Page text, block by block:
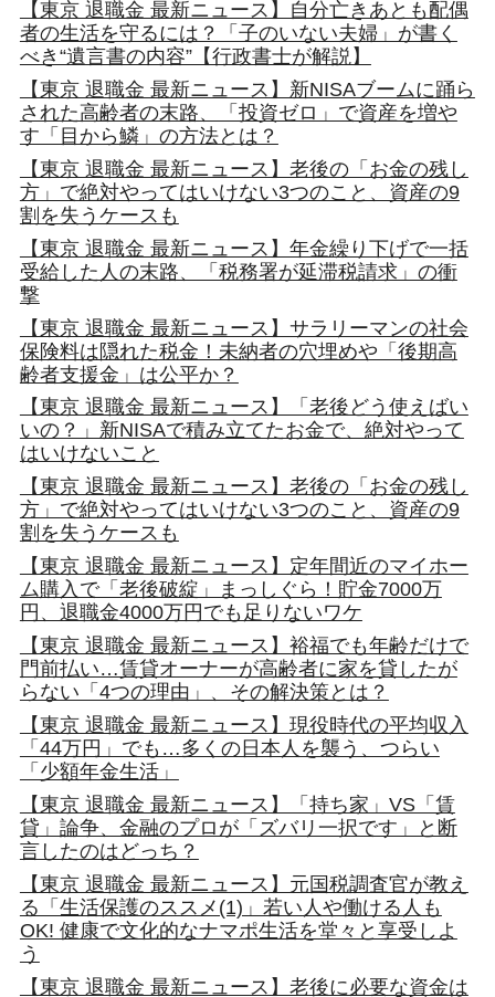
【東京 退職金 最新ニュース】自分亡きあとも配偶
者の生活を守るには？「子のいない夫婦」が書く
べき“遺言書の内容”【行政書士が解説】
【東京 退職金 最新ニュース】新NISAブームに踊ら
された高齢者の末路、「投資ゼロ」で資産を増や
す「目から鱗」の方法とは？
【東京 退職金 最新ニュース】老後の「お金の残し
方」で絶対やってはいけない3つのこと、資産の9
割を失うケースも
【東京 退職金 最新ニュース】年金繰り下げで一括
受給した人の末路、「税務署が延滞税請求」の衝
撃
【東京 退職金 最新ニュース】サラリーマンの社会
保険料は隠れた税金！未納者の穴埋めや「後期高
齢者支援金」は公平か？
【東京 退職金 最新ニュース】「老後どう使えばい
いの？」新NISAで積み立てたお金で、絶対やって
はいけないこと
【東京 退職金 最新ニュース】老後の「お金の残し
方」で絶対やってはいけない3つのこと、資産の9
割を失うケースも
【東京 退職金 最新ニュース】定年間近のマイホー
ム購入で「老後破綻」まっしぐら！貯金7000万
円、退職金4000万円でも足りないワケ
【東京 退職金 最新ニュース】裕福でも年齢だけで
門前払い…賃貸オーナーが高齢者に家を貸したが
らない「4つの理由」、その解決策とは？
【東京 退職金 最新ニュース】現役時代の平均収入
「44万円」でも…多くの日本人を襲う、つらい
「少額年金生活」
【東京 退職金 最新ニュース】「持ち家」VS「賃
貸」論争、金融のプロが「ズバリ一択です」と断
言したのはどっち？
【東京 退職金 最新ニュース】元国税調査官が教え
る「生活保護のススメ(1)」若い人や働ける人も
OK! 健康で文化的なナマポ生活を堂々と享受しよ
う
【東京 退職金 最新ニュース】老後に必要な資金は